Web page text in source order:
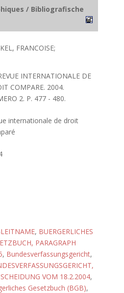
/ Bibliografische
FRANCOISE;
INTERNATIONALE DE
COMPARE. 2004.
2. P. 477 - 480.
internationale de droit
, BUERGERLICHES
PARAGRAPH
, Bundesverfassungsgericht,
VOM 18.2.2004,
Gesetzbuch (BGB),